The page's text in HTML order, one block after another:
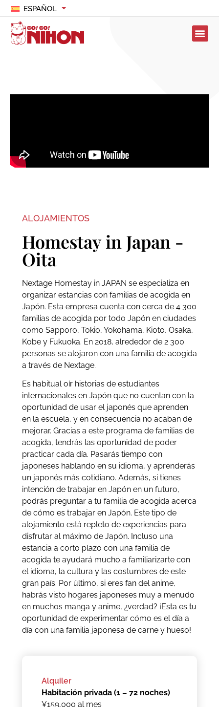
ESPAÑOL
ALOJAMIENTOS
Homestay in Japan -
Oita
Nextage Homestay in JAPAN se especializa en
organizar estancias con familias de acogida en
Japón. Esta empresa cuenta con cerca de 4 300
familias de acogida por todo Japón en ciudades
como Sapporo, Tokio, Yokohama, Kioto, Osaka,
Kobe y Fukuoka. En 2018, alrededor de 2 300
personas se alojaron con una familia de acogida
a través de Nextage.
Es habitual oír historias de estudiantes
internacionales en Japón que no cuentan con la
oportunidad de usar el japonés que aprenden
en la escuela, y en consecuencia no acaban de
mejorar. Gracias a este programa de familias de
acogida, tendrás las oportunidad de poder
practicar cada día. Pasarás tiempo con
japoneses hablando en su idioma, y aprenderás
un japonés más cotidiano. Además, si tienes
intención de trabajar en Japón en un futuro,
podrás preguntar a tu familia de acogida acerca
de cómo es trabajar en Japón. Este tipo de
alojamiento está repleto de experiencias para
disfrutar al máximo de Japón. Incluso una
estancia a corto plazo con una familia de
acogida te ayudará mucho a familiarizarte con
el idioma, la cultura y las costumbres de este
gran país. Por último, si eres fan del anime,
habrás visto hogares japoneses muy a menudo
en muchos manga y anime, ¿verdad? ¡Esta es tu
oportunidad de experimentar cómo es el día a
día con una familia japonesa de carne y hueso!
Alquiler
Habitación privada (1 – 72 noches)
¥159,000 al mes